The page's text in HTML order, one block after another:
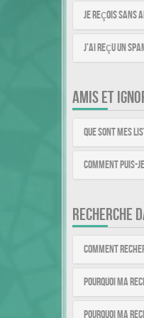
Je reçois sans
J’ai reçu un
AMIS ET
Que sont mes
Comment
RECHERCHE
Comment
Pourquoi ma
Pourquoi ma